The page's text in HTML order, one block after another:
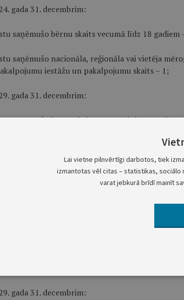
gada 31. decembrim:
saņēmušo bērnu skaits vecumā līdz 18 gadiem
saņēmušo nacionāla, reģionāla vai vietēja
iestāžu un pakalpojumu skaits – 1;
gada 31. decembrim:
saņēmušo bērnu skaits vecumā līdz 18 gadiem
saņēmušo nacionāla, reģionāla vai vietēja
iestāžu un pakalpojumu skaits – 1;
ietvaros:
gada 31. decembrim:
saņēmušo bērnu skaits vecumā līdz 18 gadiem
saņēmušo nacionāla, reģionāla vai vietēja
iestāžu un pakalpojumu skaits – 1;
gada 31. decembrim:
Lai vietne pilnvērtīgi darbotos, tiek
izmantotas vēl citas – statistikas, sociālo
varat jebkurā brīdī mainīt